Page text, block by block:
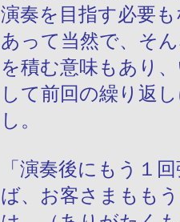
演奏を目指す必要
あって当然で、そ
を積む意味もあり
して前回の繰り返
し。
「演奏後にもう１
ば、お客さまもも